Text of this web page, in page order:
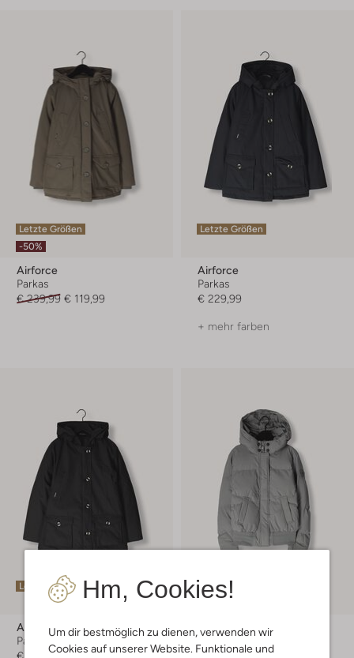
Hm, Cookies!
Um dir bestmöglich zu dienen, verwenden wir
Cookies auf unserer Website. Funktionale und
Letzte Größen
-50%
Airforce
Parkas
€ 239,99 € 119,99
Letzte Größen
Airforce
Parkas
€ 229,99
+ mehr farben
Letzter Artikel
Airforce
Parkas
Letzter Artikel
Airforce
Wattierte Jacke